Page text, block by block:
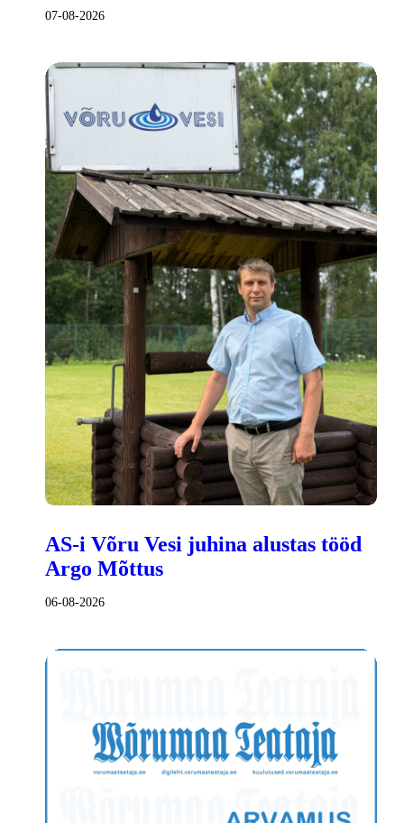
07-08-2026
AS-i Võru Vesi juhina alustas tööd
Argo Mõttus
06-08-2026